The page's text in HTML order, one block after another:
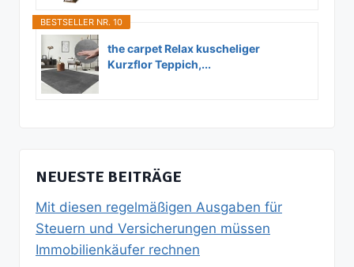
BESTSELLER NR. 10
the carpet Relax kuscheliger
Kurzflor Teppich,...
NEUESTE BEITRÄGE
Mit diesen regelmäßigen Ausgaben für
Steuern und Versicherungen müssen
Immobilienkäufer rechnen